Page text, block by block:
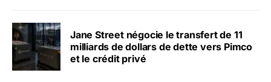
Jane Street négocie le transfert de 11
milliards de dollars de dette vers Pimco
et le crédit privé